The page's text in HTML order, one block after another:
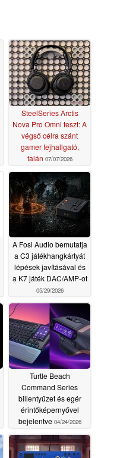
SteelSeries Arctis
Nova Pro Omni teszt: A
végső célra szánt
gamer fejhallgató,
talán 07/07/2026
A Fosi Audio bemutatja
a C3 játékhangkártyát
lépések javításával és
a K7 játék DAC/AMP-ot
05/29/2026
Turtle Beach
Command Series
billentyűzet és egér
érintőképernyővel
bejelentve 04/24/2026